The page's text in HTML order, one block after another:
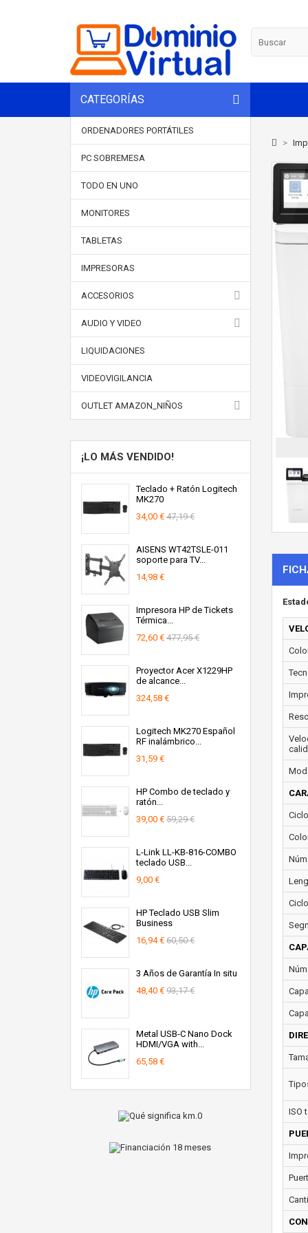
CATEGORÍAS
ORDENADORES PORTÁTILES
PC SOBREMESA
TODO EN UNO
MONITORES
TABLETAS
IMPRESORAS
ACCESORIOS
AUDIO Y VIDEO
LIQUIDACIONES
VIDEOVIGILANCIA
OUTLET AMAZON_NIÑOS
¡LO MÁS VENDIDO!
Teclado + Ratón Logitech
MK270
34,00 € 47,19 €
AISENS WT42TSLE-011
soporte para TV...
14,98 €
Impresora HP de Tickets
Térmica...
72,60 € 477,95 €
Proyector Acer X1229HP
de alcance...
324,58 €
Logitech MK270 Español
RF inalámbrico...
31,59 €
HP Combo de teclado y
ratón...
39,00 € 59,29 €
L-Link LL-KB-816-COMBO
teclado USB...
9,00 €
HP Teclado USB Slim
Business
16,94 € 60,50 €
3 Años de Garantía In situ
48,40 € 93,17 €
Metal USB-C Nano Dock
HDMI/VGA with...
65,58 €
>
ISO